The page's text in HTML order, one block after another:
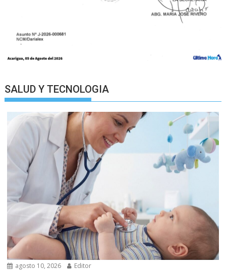
SALUD Y TECNOLOGIA
agosto 10, 2026 Editor